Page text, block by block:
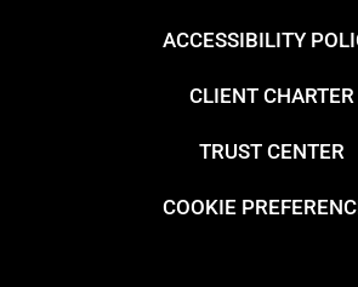
ACCESSIBILITY
CLIENT CHARTER
TRUST CENTER
COOKIE